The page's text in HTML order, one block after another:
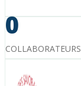
0
COLLABORATEURS